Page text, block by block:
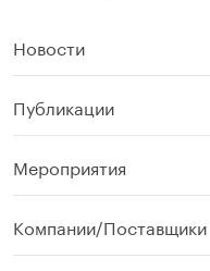
Новости
Публикации
Мероприятия
Компании/Поставщики